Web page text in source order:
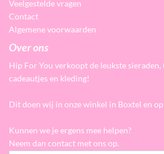
Veelgestelde vragen
Contact
Algemene voorwaarden
Over ons
Hip For You verkoopt de leukste sieraden,
cadeautjes en kleding!
Dit doen wij in onze winkel in Boxtel en op
Kunnen we je ergens mee helpen?
Neem dan contact met ons op.